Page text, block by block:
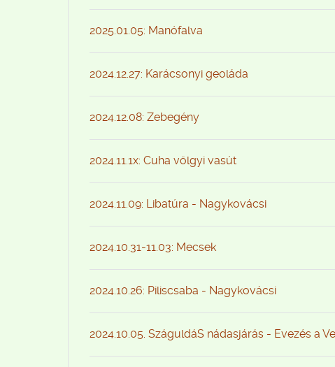
2025.01.05: Manófalva
2024.12.27: Karácsonyi geoláda
2024.12.08: Zebegény
2024.11.1x: Cuha völgyi vasút
2024.11.09: Libatúra - Nagykovácsi
2024.10.31-11.03: Mecsek
2024.10.26: Piliscsaba - Nagykovácsi
2024.10.05. SzáguldáS nádasjárás - Evezés a